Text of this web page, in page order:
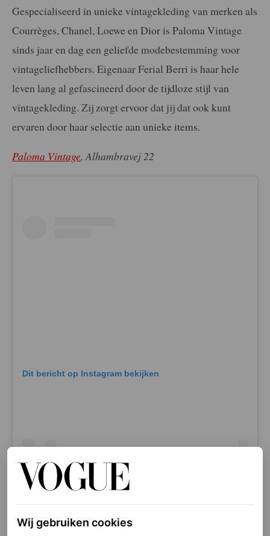
Gespecialiseerd in unieke vintagekleding van merken als
Courrèges, Chanel, Loewe en Dior is Paloma Vintage
sinds jaar en dag een geliefde modebestemming voor
vintageliefhebbers. Eigenaar Ferial Berri is haar hele
leven lang al gefascineerd door de tijdloze stijl van
vintagekleding. Zij zorgt ervoor dat jij dat ook kunt
ervaren door haar selectie aan unieke items.
Paloma Vintage, Alhambravej 22
Dit bericht op Instagram bekijken
Wij gebruiken cookies